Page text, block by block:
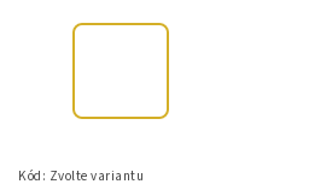
Kód: Zvolte variantu